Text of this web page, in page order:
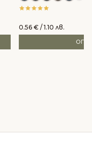
0.56 € / 1.10 лв.